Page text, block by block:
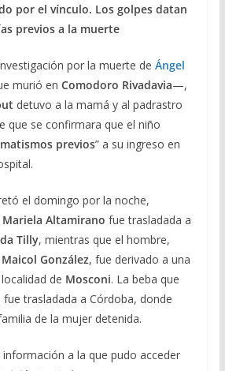
por el vínculo. Los golpes datan
previos a la muerte
por la muerte de Ángel
murió en Comodoro Rivadavia—,
detuvo a la mamá y al padrastro
que se confirmara que el niño
previos” a su ingreso en
el domingo por la noche,
Mariela Altamirano fue trasladada a
Tilly, mientras que el hombre,
Maicol González, fue derivado a una
de Mosconi. La beba que
trasladada a Córdoba, donde
de la mujer detenida.
a la que pudo acceder